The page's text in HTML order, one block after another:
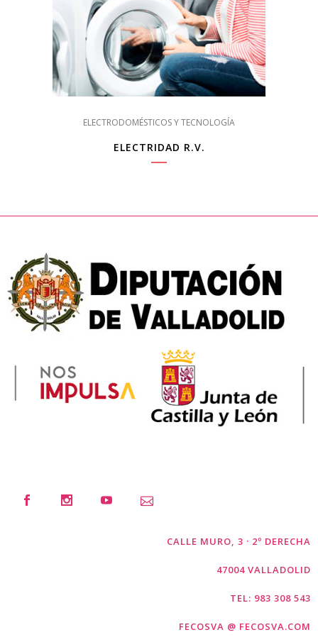
ELECTRODOMÉSTICOS Y TECNOLOGÍA
ELECTRIDAD R.V.
CALLE MURO, 3 · 2º DERECHA
47004 VALLADOLID
TEL: 983 308 543
FECOSVA @ FECOSVA.COM